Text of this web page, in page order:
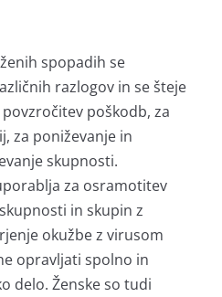
spopadih se
razlogov in se šteje
poškodb, za
za poniževanje in
skupnosti.
za osramotitev
in skupin z
okužbe z virusom
opravljati spolno in
delo. Ženske so tudi